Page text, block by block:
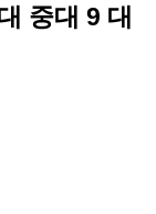
중대 9 대